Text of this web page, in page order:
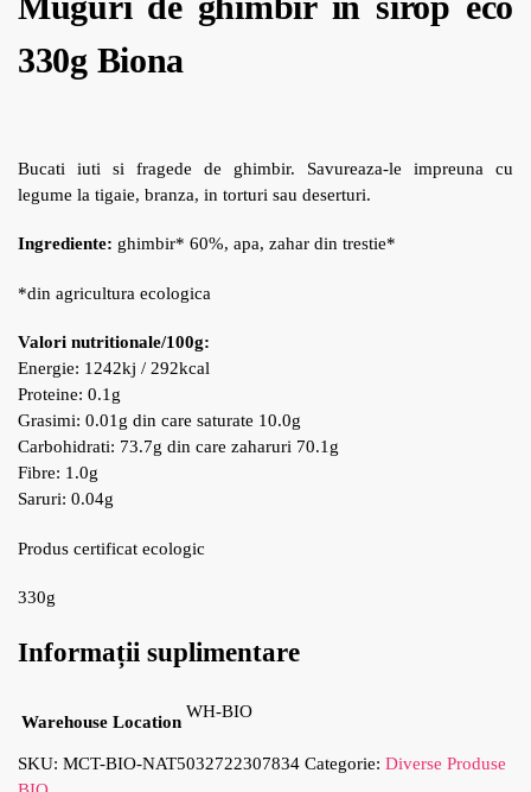
330g Biona
Bucati iuti si fragede de ghimbir. Savureaza-le impreuna cu
legume la tigaie, branza, in torturi sau deserturi.
Ingrediente: ghimbir* 60%, apa, zahar din trestie*
*din agricultura ecologica
Valori nutritionale/100g:
Energie: 1242kj / 292kcal
Proteine: 0.1g
Grasimi: 0.01g din care saturate 10.0g
Carbohidrati: 73.7g din care zaharuri 70.1g
Fibre: 1.0g
Saruri: 0.04g
Produs certificat ecologic
330g
Informații suplimentare
Warehouse Location
WH-BIO
SKU: MCT-BIO-NAT5032722307834 Categorie: Diverse Produse